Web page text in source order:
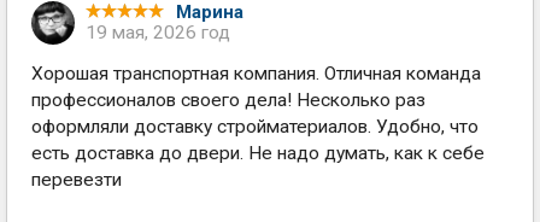
Марина
19 мая, 2026 год
Хорошая транспортная компания. Отличная команда
профессионалов своего дела! Несколько раз
оформляли доставку стройматериалов. Удобно, что
есть доставка до двери. Не надо думать, как к себе
перевезти